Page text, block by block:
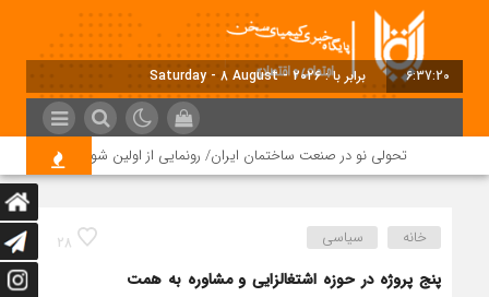
6:37:20 برابر با : Saturday - 8 August - 2026
تحولی نو در صنعت ساختمان ایران/ رونمایی از اولین شوروم تخصصی و
28 خانه سیاسی
پنج پروژه در حوزه اشتغالزایی و مشاوره به همت